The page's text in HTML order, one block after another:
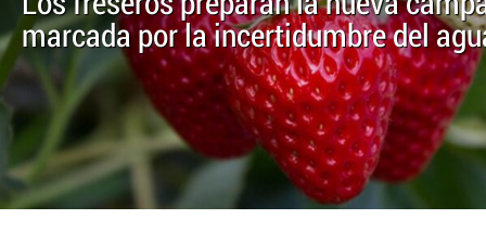
marcada por la incertidumbre del